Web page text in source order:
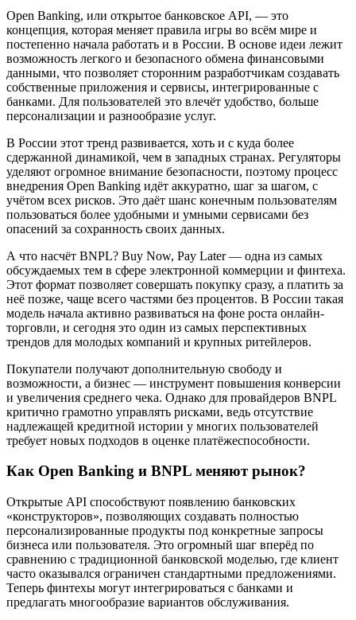
Open Banking, или открытое банковское API, — это
концепция, которая меняет правила игры во всём мире и
постепенно начала работать и в России. В основе идеи лежит
возможность легкого и безопасного обмена финансовыми
данными, что позволяет сторонним разработчикам создавать
собственные приложения и сервисы, интегрированные с
банками. Для пользователей это влечёт удобство, больше
персонализации и разнообразие услуг.
В России этот тренд развивается, хоть и с куда более
сдержанной динамикой, чем в западных странах. Регуляторы
уделяют огромное внимание безопасности, поэтому процесс
внедрения Open Banking идёт аккуратно, шаг за шагом, с
учётом всех рисков. Это даёт шанс конечным пользователям
пользоваться более удобными и умными сервисами без
опасений за сохранность своих данных.
А что насчёт BNPL? Buy Now, Pay Later — одна из самых
обсуждаемых тем в сфере электронной коммерции и финтеха.
Этот формат позволяет совершать покупку сразу, а платить за
неё позже, чаще всего частями без процентов. В России такая
модель начала активно развиваться на фоне роста онлайн-
торговли, и сегодня это один из самых перспективных
трендов для молодых компаний и крупных ритейлеров.
Покупатели получают дополнительную свободу и
возможности, а бизнес — инструмент повышения конверсии
и увеличения среднего чека. Однако для провайдеров BNPL
критично грамотно управлять рисками, ведь отсутствие
надлежащей кредитной истории у многих пользователей
требует новых подходов в оценке платёжеспособности.
Как Open Banking и BNPL меняют рынок?
Открытые API способствуют появлению банковских
«конструкторов», позволяющих создавать полностью
персонализированные продукты под конкретные запросы
бизнеса или пользователя. Это огромный шаг вперёд по
сравнению с традиционной банковской моделью, где клиент
часто оказывался ограничен стандартными предложениями.
Теперь финтехы могут интегрироваться с банками и
предлагать многообразие вариантов обслуживания.